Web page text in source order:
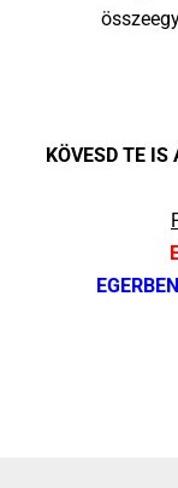
KÖVESD TE IS